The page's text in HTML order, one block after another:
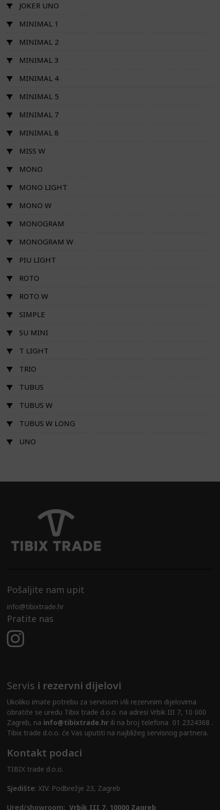
JOKER UNO
MINIMAL 1
MINIMAL 2
MINIMAL 3
MINIMAL 4
MINIMAL 5
MINIMAL 7
MINIMAL 8
MISS W
MONO
MONO LIGHT
MONO W
MONOGRAM
MONOGRAM W
PIU LIGHT
ROTO
ROTO W
SIMPLE
SU MINI
T LIGHT
TRIO
TUBUS
TUBUS W
TUBUS W LONG
UNO
Pošaljite nam upit
info@tibixtrade.hr
Pratite nas
Servis i rezervni dijelovi
Ukoliko imate potrebu za servisom i/ili rezervnim dijelovima
obratite se uredu Tibix trade d.o.o. na adresi Vrbik III 7, 10 000
Zagreb, na info@tibixtrade.hrili na broj telefona 01 2324368 .
Tibix trade d.o.o. će Vas uputiti na najbližeg servisnog partnera.
Kontakt podaci
TIBIX trade d.o.o.
Sjedište: XIV. Podbrežje 23, Zagreb
Ured/showroom: Vrbik III 7, 10000 Zagreb